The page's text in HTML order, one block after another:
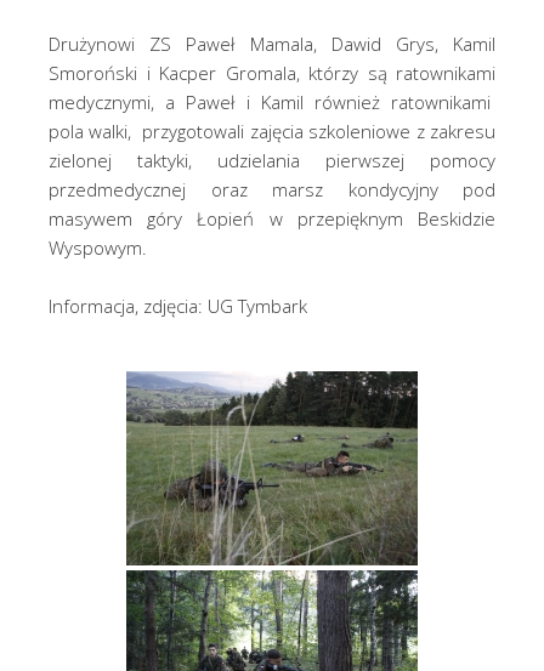
Drużynowi ZS Paweł Mamala, Dawid Grys, Kamil
Smoroński i Kacper Gromala, którzy są ratownikami
medycznymi, a Paweł i Kamil również ratownikami
pola walki, przygotowali zajęcia szkoleniowe z zakresu
zielonej taktyki, udzielania pierwszej pomocy
przedmedycznej oraz marsz kondycyjny pod
masywem góry Łopień w przepięknym Beskidzie
Wyspowym.
Informacja, zdjęcia: UG Tymbark